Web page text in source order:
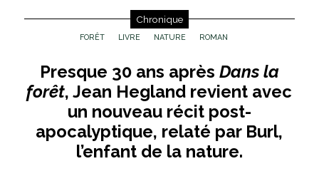
Chronique
FORÊT LIVRE NATURE ROMAN
Presque 30 ans après Dans la
forêt, Jean Hegland revient avec
un nouveau récit post-
apocalyptique, relaté par Burl,
l’enfant de la nature.